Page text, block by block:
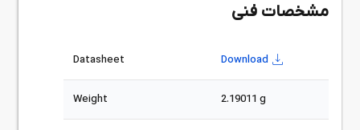
مشخصات فنی
Datasheet Download
Weight 2.19011 g